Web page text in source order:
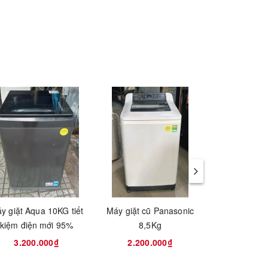
giặt Aqua 10KG tiết
kiệm điện mới 95%
3.200.000₫
Máy giặt cũ Panasonic
8,5Kg
2.200.000₫